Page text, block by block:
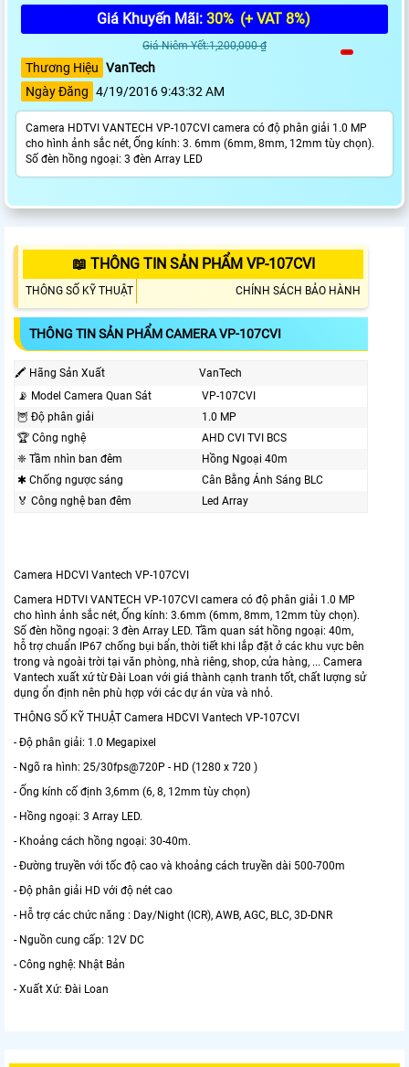
Giá Khuyến Mãi: 30% (+ VAT 8%)
Giá Niêm Yết:1,200,000 ₫
Thương Hiệu VanTech
Ngày Đăng 4/19/2016 9:43:32 AM
Camera HDTVI VANTECH VP-107CVI camera có độ phân giải 1.0 MP
cho hình ảnh sắc nét, Ống kính: 3. 6mm (6mm, 8mm, 12mm tùy chọn).
Số đèn hồng ngoại: 3 đèn Array LED
📖 THÔNG TIN SẢN PHẨM VP-107CVI
THÔNG SỐ KỸ THUẬT CHÍNH SÁCH BẢO HÀNH
THÔNG TIN SẢN PHẨM CAMERA VP-107CVI
🖍 Hãng Sản Xuất
VanTech
📡 Model Camera Quan Sát
VP-107CVI
🦉 Độ phân giải
1.0 MP
🏆 Công nghệ
AHD CVI TVI BCS
❈ Tầm nhìn ban đêm
Hồng Ngoại 40m
✱ Chống ngược sáng
Cân Bằng Ánh Sáng BLC
️🏅️ Công nghệ ban đêm
Led Array
Camera HDCVI Vantech VP-107CVI
Camera HDTVI VANTECH VP-107CVI camera có độ phân giải 1.0 MP
cho hình ảnh sắc nét, Ống kính: 3.6mm (6mm, 8mm, 12mm tùy chọn).
Số đèn hồng ngoại: 3 đèn Array LED. Tầm quan sát hồng ngoại: 40m,
hỗ trợ chuẩn IP67 chống bụi bẩn, thời tiết khi lắp đặt ở các khu vực bên
trong và ngoài trời tại văn phòng, nhà riêng, shop, cửa hàng, ... Camera
Vantech xuất xứ từ Đài Loan với giá thành cạnh tranh tốt, chất lượng sử
dụng ổn định nên phù hợp với các dự án vừa và nhỏ.
THÔNG SỐ KỸ THUẬT Camera HDCVI Vantech VP-107CVI
- Độ phân giải: 1.0 Megapixel
- Ngõ ra hình: 25/30fps@720P - HD (1280 x 720 )
- Ống kính cố định 3,6mm (6, 8, 12mm tùy chọn)
- Hồng ngoại: 3 Array LED.
- Khoảng cách hồng ngoại: 30-40m.
- Đường truyền với tốc độ cao và khoảng cách truyền dài 500-700m
- Độ phân giải HD với độ nét cao
- Hỗ trợ các chức năng : Day/Night (ICR), AWB, AGC, BLC, 3D-DNR
- Nguồn cung cấp: 12V DC
- Công nghệ: Nhật Bản
- Xuất Xứ: Đài Loan